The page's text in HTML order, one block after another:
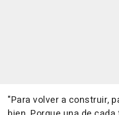
"Para volver a construir,